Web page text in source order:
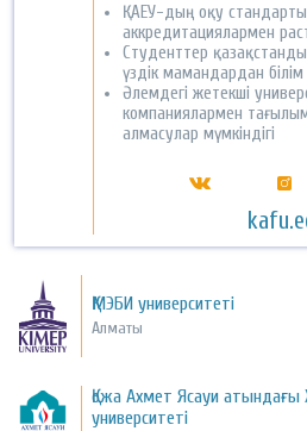
ҚАЕУ-дың оқу
аккредитациялармен
Студенттер
үздік мамандардан
Әлемдегі жетекші
компаниялармен
алмасулар мүмкіндігі
ҚМЭБИ университеті
Алматы
Қожа Ахмет Ясауи атындағы
университеті